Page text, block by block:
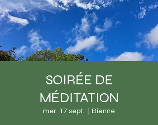
SOIRÉE DE
MÉDITATION
mer. 17 sept. Bienne